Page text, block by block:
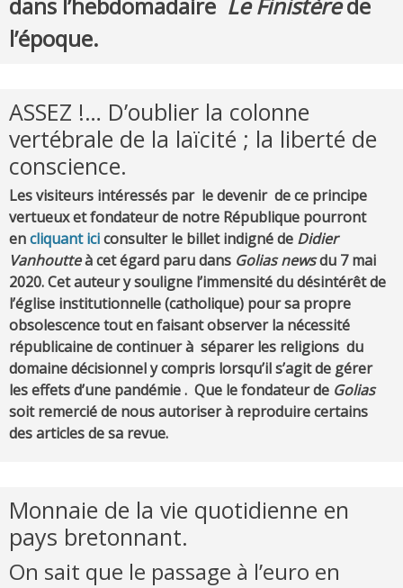
l’époque.
ASSEZ !… D’oublier la colonne
vertébrale de la laïcité ; la liberté de
conscience.
Les visiteurs intéressés par le devenir de ce principe
vertueux et fondateur de notre République pourront
encliquant iciconsulter le billet indigné de Didier
Vanhoutteà cet égard paru dans Golias newsdu 7 mai
2020. Cet auteur y souligne l’immensité du désintérêt de
l’église institutionnelle (catholique) pour sa propre
obsolescence tout en faisant observer la nécessité
républicaine de continuer à séparer les religions du
domaine décisionnel y compris lorsqu’il s’agit de gérer
les effets d’une pandémie . Que le fondateur de Golias
soit remercié de nous autoriser à reproduire certains
des articles de sa revue.
Monnaie de la vie quotidienne en
pays bretonnant.
On sait que le passage à l’euro en